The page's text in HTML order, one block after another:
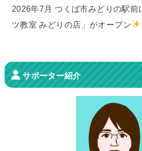
2026年7月 つくば市みどりの駅前
ツ教室 みどりの店」がオープン
サポーター紹介